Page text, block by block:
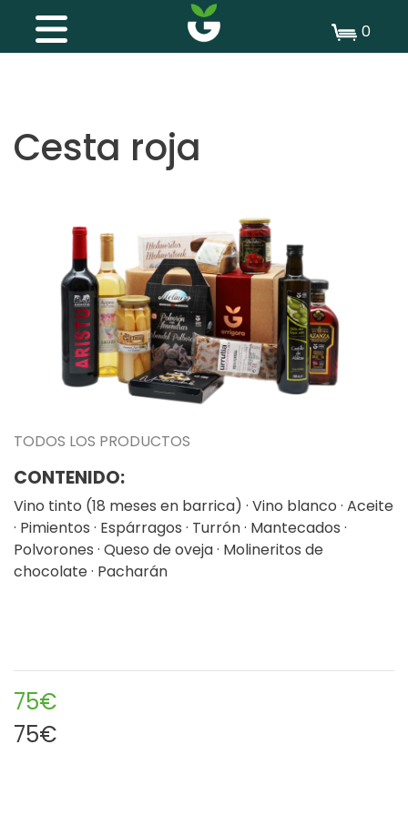
0
Cesta roja
TODOS LOS PRODUCTOS
CONTENIDO:
Vino tinto (18 meses en barrica) · Vino blanco · Aceite
· Pimientos · Espárragos · Turrón · Mantecados ·
Polvorones · Queso de oveja · Molineritos de
chocolate · Pacharán
75€
75€